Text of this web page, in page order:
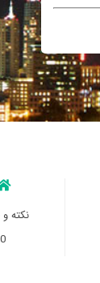
نکته
0